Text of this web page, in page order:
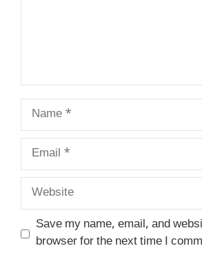
Name
Email
Website
Save my name, email, and
browser for the next time I